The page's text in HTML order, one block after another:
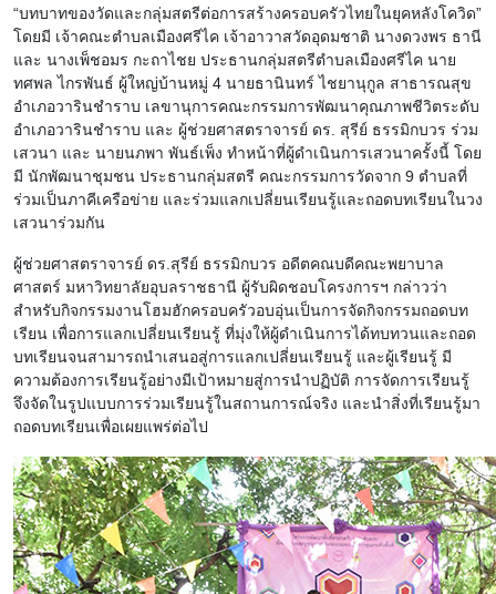
“บทบาทของวัดและกลุ่มสตรีต่อการสร้างครอบครัวไทยในยุคหลังโควิด”
โดยมี เจ้าคณะตำบลเมืองศรีไค เจ้าอาวาสวัดอุดมชาติ นางดวงพร ธานี
และ นางเพ็ชอมร กะถาไชย ประธานกลุ่มสตรีตำบลเมืองศรีไค นาย
ทศพล ไกรพันธ์ ผู้ใหญ่บ้านหมู่ 4 นายธานินทร์ ไชยานุกูล สาธารณสุข
อำเภอวารินชำราบ เลขานุการคณะกรรมการพัฒนาคุณภาพชีวิตระดับ
อำเภอวารินชำราบ และ ผู้ช่วยศาสตราจารย์ ดร. สุรีย์ ธรรมิกบวร ร่วม
เสวนา และ นายนภพา พันธ์เพ็ง ทำหน้าที่ผู้ดำเนินการเสวนาครั้งนี้ โดย
มี นักพัฒนาชุมชน ประธานกลุ่มสตรี คณะกรรมการวัดจาก 9 ตำบลที่
ร่วมเป็นภาคีเครือข่าย และร่วมแลกเปลี่ยนเรียนรู้และถอดบทเรียนในวง
เสวนาร่วมกัน
ผู้ช่วยศาสตราจารย์ ดร.สุรีย์ ธรรมิกบวร อดีตคณบดีคณะพยาบาล
ศาสตร์ มหาวิทยาลัยอุบลราชธานี ผู้รับผิดชอบโครงการฯ กล่าวว่า
สำหรับกิจกรรมงานโฮมฮักครอบครัวอบอุ่นเป็นการจัดกิจกรรมถอดบท
เรียน เพื่อการแลกเปลี่ยนเรียนรู้ ที่มุ่งให้ผู้ดำเนินการได้ทบทวนและถอด
บทเรียนจนสามารถนำเสนอสู่การแลกเปลี่ยนเรียนรู้ และผู้เรียนรู้ มี
ความต้องการเรียนรู้อย่างมีเป้าหมายสู่การนำปฏิบัติ การจัดการเรียนรู้
จึงจัดในรูปแบบการร่วมเรียนรู้ในสถานการณ์จริง และนำสิ่งที่เรียนรู้มา
ถอดบทเรียนเพื่อเผยแพร่ต่อไป